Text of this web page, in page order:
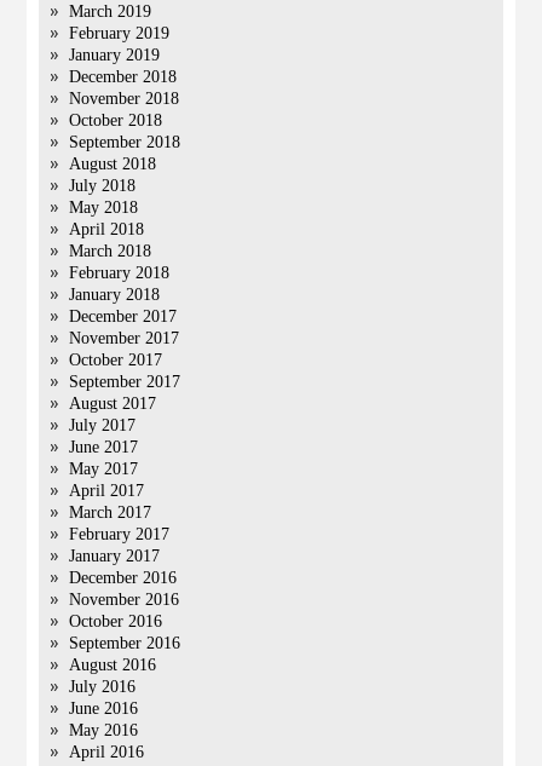
March 2019
February 2019
January 2019
December 2018
November 2018
October 2018
September 2018
August 2018
July 2018
May 2018
April 2018
March 2018
February 2018
January 2018
December 2017
November 2017
October 2017
September 2017
August 2017
July 2017
June 2017
May 2017
April 2017
March 2017
February 2017
January 2017
December 2016
November 2016
October 2016
September 2016
August 2016
July 2016
June 2016
May 2016
April 2016